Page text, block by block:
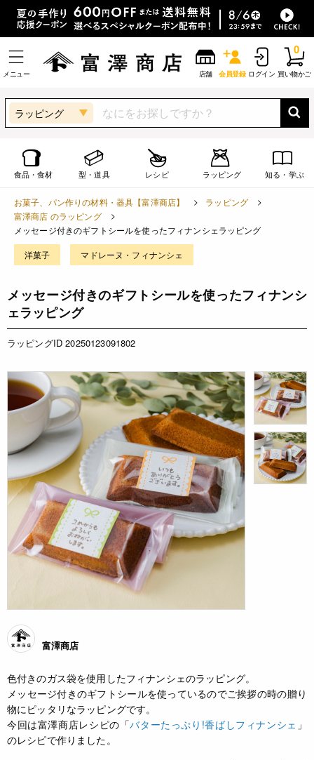
メニュー 店舗 会員登録 ログイン 買い物かご
0
ラッピング
食品・食材 型・道具 レシピ ラッピング 知る・学ぶ
お菓子、パン作りの材料・器具【富澤商店】
ラッピング
富澤商店 のラッピング
メッセージ付きのギフトシールを使ったフィナンシェラッピング
洋菓子 マドレーヌ・フィナンシェ
メッセージ付きのギフトシールを使ったフィナンシ
ェラッピング
ラッピングID 20250123091802
富澤商店
色付きのガス袋を使用したフィナンシェのラッピング。
メッセージ付きのギフトシールを使っているのでご挨拶の時の贈り
物にピッタリなラッピングです。
今回は富澤商店レシピの「バターたっぷり!香ばしフィナンシェ 」
のレシピで作りました。